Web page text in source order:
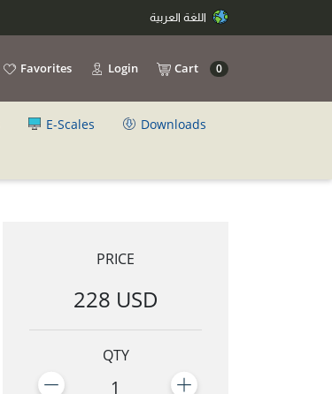
Favorites Login Cart 0
E-Scales
Downloads
PRICE
228 USD
QTY
1